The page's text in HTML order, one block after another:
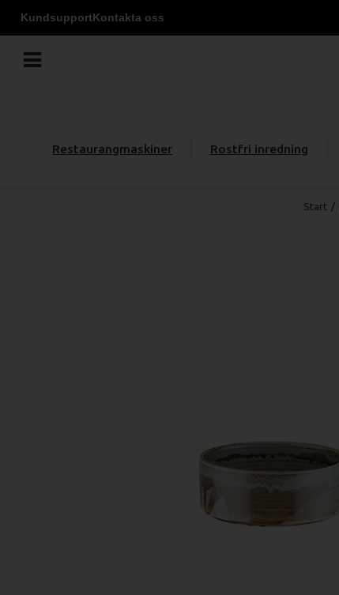
KundsupportKontakta oss
Restaurangmaskiner Rostfri inredning
Start /